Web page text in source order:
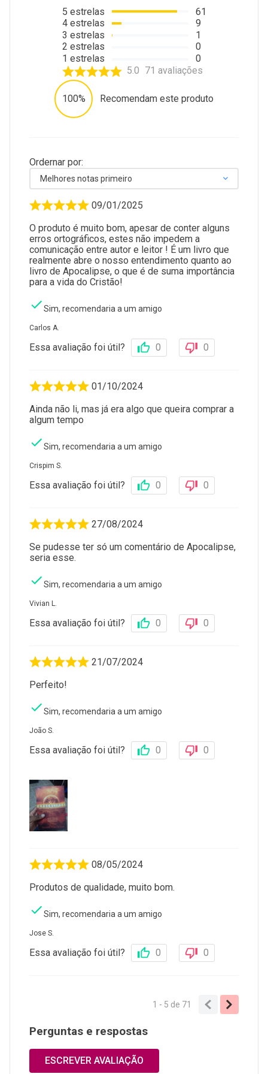
5 estrelas
4 estrelas
3 estrelas
2 estrelas
1 estrelas
61
9
1
0
0
5.0 71 avaliações
100% Recomendam este produto
Ordernar por:
Melhores notas primeiro
09/01/2025
O produto é muito bom, apesar de conter alguns
erros ortográficos, estes não impedem a
comunicação entre autor e leitor ! É um livro que
realmente abre o nosso entendimento quanto ao
livro de Apocalipse, o que é de suma importância
para a vida do Cristão!
Sim, recomendaria a um amigo
Carlos A.
Essa avaliação foi útil? 0 0
01/10/2024
Ainda não li, mas já era algo que queira comprar a
algum tempo
Sim, recomendaria a um amigo
Crispim S.
Essa avaliação foi útil? 0 0
27/08/2024
Se pudesse ter só um comentário de Apocalipse,
seria esse.
Sim, recomendaria a um amigo
Vivian L.
Essa avaliação foi útil? 0 0
21/07/2024
Perfeito!
Sim, recomendaria a um amigo
João S.
Essa avaliação foi útil? 0 0
08/05/2024
Produtos de qualidade, muito bom.
Sim, recomendaria a um amigo
Jose S.
Essa avaliação foi útil? 0 0
1 - 5 de 71
Perguntas e respostas
ESCREVER AVALIAÇÃO